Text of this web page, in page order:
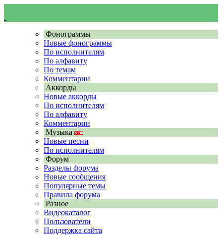
Фонограммы
Новые фонограммы
По исполнителям
По алфавиту
По темам
Комментарии
Аккорды
Новые аккорды
По исполнителям
По алфавиту
Комментарии
Музыка
Новые песни
По исполнителям
Форум
Разделы форума
Новые сообщения
Популярные темы
Правила форума
Разное
Видеокаталог
Пользователи
Поддержка сайта